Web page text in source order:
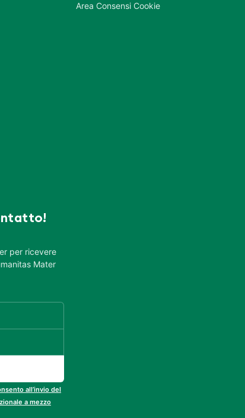
per ricevere
Mater
all’invio del
a mezzo
Area Consensi Cookie